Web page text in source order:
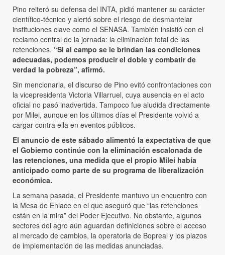
Pino reiteró su defensa del INTA, pidió mantener su carácter
científico-técnico y alertó sobre el riesgo de desmantelar
instituciones clave como el SENASA. También insistió con el
reclamo central de la jornada: la eliminación total de las
retenciones. “Si al campo se le brindan las condiciones
adecuadas, podemos producir el doble y combatir de
verdad la pobreza”, afirmó.
Sin mencionarla, el discurso de Pino evitó confrontaciones con
la vicepresidenta Victoria Villarruel, cuya ausencia en el acto
oficial no pasó inadvertida. Tampoco fue aludida directamente
por Milei, aunque en los últimos días el Presidente volvió a
cargar contra ella en eventos públicos.
El anuncio de este sábado alimentó la expectativa de que
el Gobierno continúe con la eliminación escalonada de
las retenciones, una medida que el propio Milei había
anticipado como parte de su programa de liberalización
económica.
La semana pasada, el Presidente mantuvo un encuentro con
la Mesa de Enlace en el que aseguró que “las retenciones
están en la mira” del Poder Ejecutivo. No obstante, algunos
sectores del agro aún aguardan definiciones sobre el acceso
al mercado de cambios, la operatoria de Bopreal y los plazos
de implementación de las medidas anunciadas.